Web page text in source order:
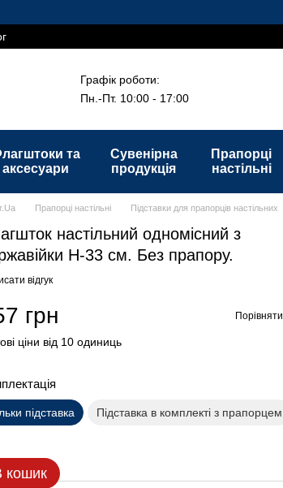
Графік роботи:
Пн.-Пт. 10:00 - 17:00
та
аксесуари
Сувенірна
продукція
Прапорці
настільні
Прапорці настільні Підставки для прапорців настільних
настільний одномісний з
H-33 см. Без прапору.
відгук
грн Порівняти
ціни від 10 одиниць
підставка Підставка в комплекті з прапорцем
кошик